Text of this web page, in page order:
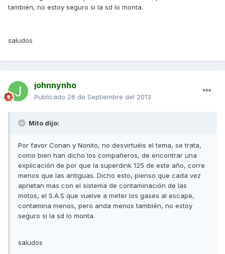
también, no estoy seguro si la sd lo monta.
saludos
johnnynho
Publicado 26 de Septiembre del 2013
Mito dijo:
Por favor Conan y Nonito, no desvirtuéis el tema, se trata,
como bien han dicho los compañeros, de encontrar una
explicación de por que la superdink 125 de este año, corre
menos que las antiguas. Dicho esto, pienso que cada vez
aprietan mas con el sistema de contaminación de las
motos, el S.A.S que vuelve a meter los gases al escape,
contamina menos, pero anda menos también, no estoy
seguro si la sd lo monta.
saludos